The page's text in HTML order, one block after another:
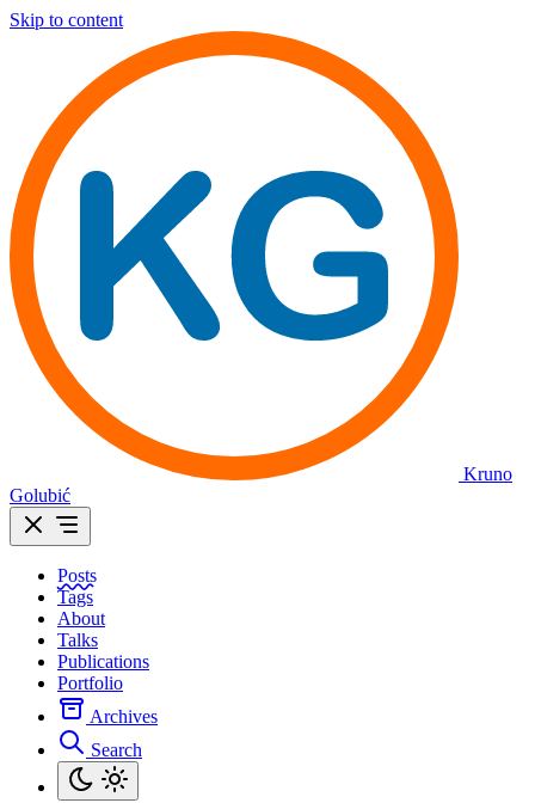
Skip to content
Kruno
Golubić
Posts
Tags
About
Talks
Publications
Portfolio
Archives
Search